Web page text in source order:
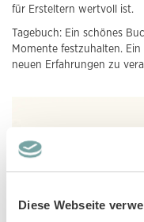
Diese Webseite
für Ersteltern wertvoll ist.
Tagebuch: Ein schönes
Momente festzuhalten.
neuen Erfahrungen zu